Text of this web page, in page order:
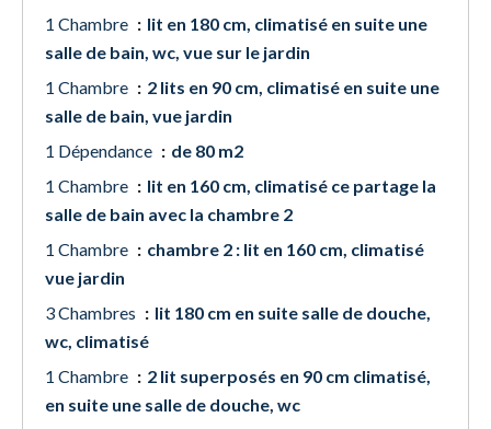
1 Chambre
lit en 180 cm, climatisé en suite une
salle de bain, wc, vue sur le jardin
1 Chambre
2 lits en 90 cm, climatisé en suite une
salle de bain, vue jardin
1 Dépendance
de 80 m2
1 Chambre
lit en 160 cm, climatisé ce partage la
salle de bain avec la chambre 2
1 Chambre
chambre 2 : lit en 160 cm, climatisé
vue jardin
3 Chambres
lit 180 cm en suite salle de douche,
wc, climatisé
1 Chambre
2 lit superposés en 90 cm climatisé,
en suite une salle de douche, wc